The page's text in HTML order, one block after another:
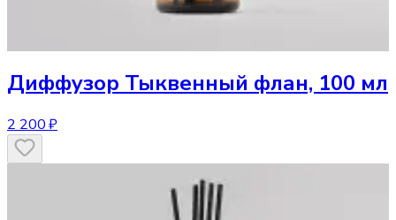
Диффузор Тыквенный флан, 100 мл
2 200 ₽